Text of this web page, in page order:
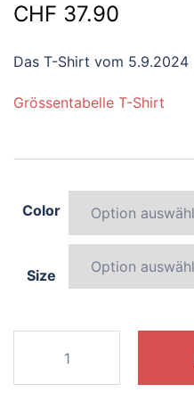
CHF 37.90
Das T-Shirt vom 5.9.2024
Grössentabelle T-Shirt
Color
Size
colorful-
kangaroo